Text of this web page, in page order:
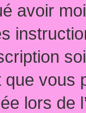
avoir
que
lors de